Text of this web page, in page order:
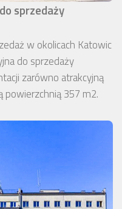
sprzedaży
w okolicach Katowic
do sprzedaży
zarówno atrakcyjną
powierzchnią 357 m2.